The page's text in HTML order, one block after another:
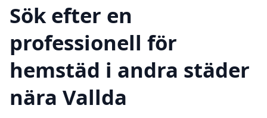
Sök efter en
professionell för
hemstäd i andra städer
nära Vallda